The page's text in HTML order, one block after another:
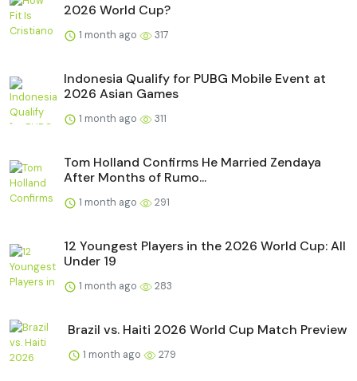
2026 World Cup?
1 month ago 317
Indonesia Qualify for PUBG Mobile Event at
2026 Asian Games
1 month ago 311
Tom Holland Confirms He Married Zendaya
After Months of Rumo...
1 month ago 291
12 Youngest Players in the 2026 World Cup: All
Under 19
1 month ago 283
Brazil vs. Haiti 2026 World Cup Match Preview
1 month ago 279